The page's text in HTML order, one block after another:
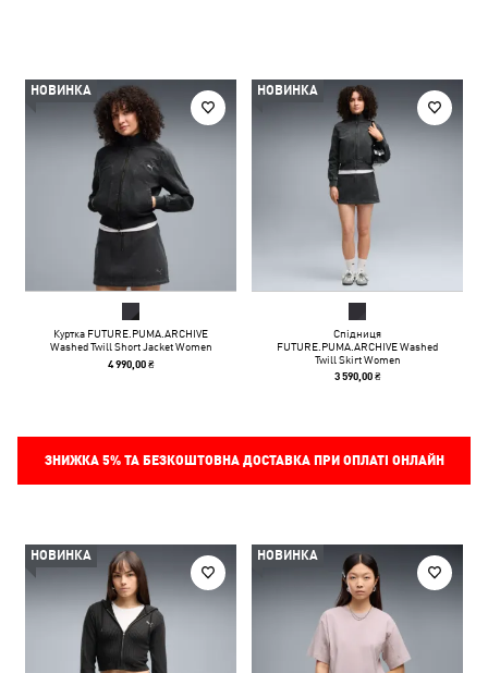
НОВИНКА
Куртка FUTURE.PUMA.ARCHIVE
Washed Twill Short Jacket Women
4 990,00 ₴
НОВИНКА
Спідниця
FUTURE.PUMA.ARCHIVE Washed
Twill Skirt Women
3 590,00 ₴
ЗНИЖКА 5%ТА БЕЗКОШТОВНА ДОСТАВКА ПРИ ОПЛАТІ ОНЛАЙН
НОВИНКА НОВИНКА